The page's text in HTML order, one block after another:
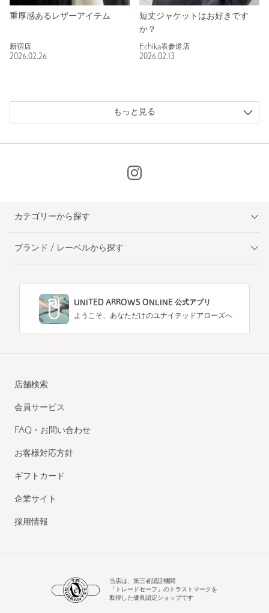
重厚感あるレザーアイテム
新宿店
2026.02.26
短丈ジャケットはお好きです
か？
Echika表参道店
2026.02.13
もっと見る
カテゴリーから探す
ブランド / レーベルから探す
UNITED ARROWS ONLINE 公式アプリ
ようこそ、あなただけのユナイテッドアローズへ
店舗検索
会員サービス
FAQ・お問い合わせ
お客様対応方針
ギフトカード
企業サイト
採用情報
当店は、第三者認証機関
「トレードセーフ」のトラストマークを
取得した優良認定ショップです